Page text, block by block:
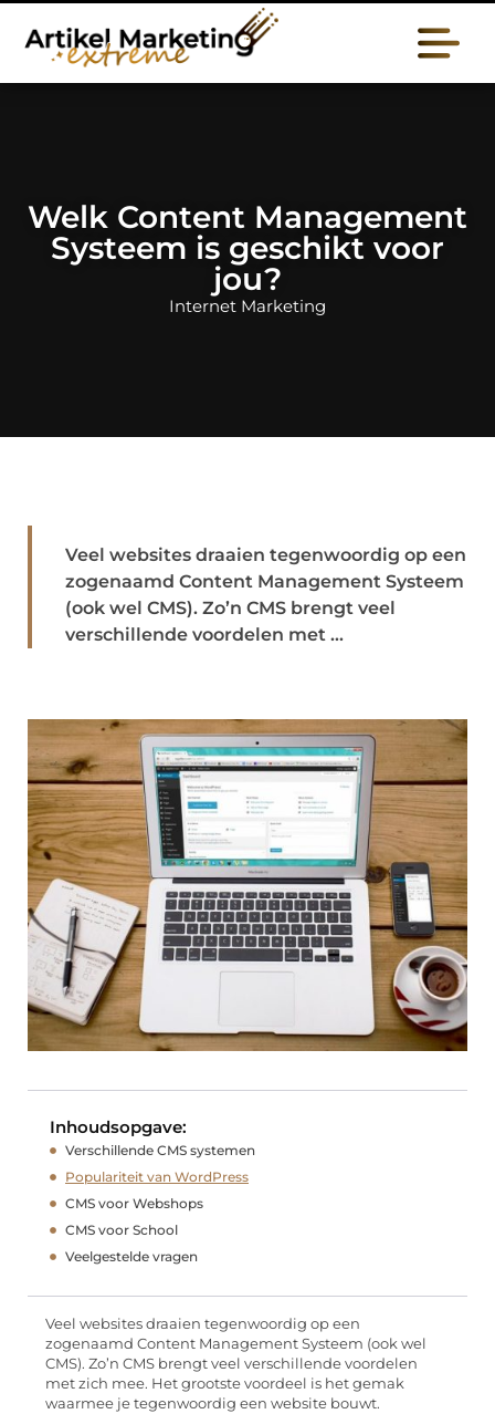
Welk Content Management
Systeem is geschikt voor
jou?
Internet Marketing
Veel websites draaien tegenwoordig op een
zogenaamd Content Management Systeem
(ook wel CMS). Zo’n CMS brengt veel
verschillende voordelen met ...
Inhoudsopgave:
Verschillende CMS systemen
Populariteit van WordPress
CMS voor Webshops
CMS voor School
Veelgestelde vragen
Veel websites draaien tegenwoordig op een
zogenaamd Content Management Systeem (ook wel
CMS). Zo’n CMS brengt veel verschillende voordelen
met zich mee. Het grootste voordeel is het gemak
waarmee je tegenwoordig een website bouwt.